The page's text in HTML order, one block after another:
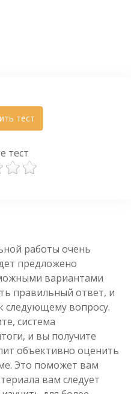
тест
тест
работы очень
предложено
вариантами
правильный ответ, и
следующему вопросу.
система
и вы получите
объективно оценить
Это поможет вам
вам следует